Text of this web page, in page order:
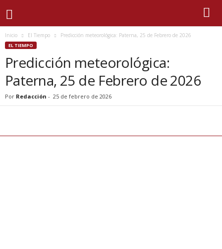
Inicio El Tiempo Predicción meteorológica: Paterna, 25 de Febrero de 2026
EL TIEMPO
Predicción meteorológica:
Paterna, 25 de Febrero de 2026
Por Redacción - 25 de febrero de 2026